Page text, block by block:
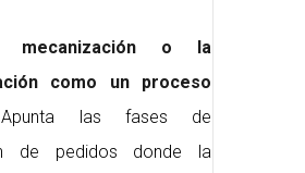
mecanización o la
como un proceso
las fases de
de pedidos donde la